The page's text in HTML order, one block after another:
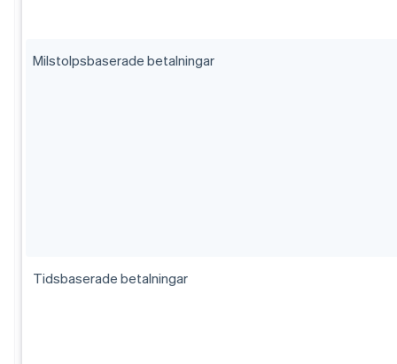
Milstolpsbaserade betalningar
Tidsbaserade betalningar